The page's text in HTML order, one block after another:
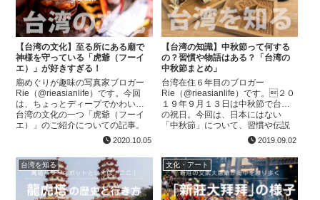
【台湾の文化】至る所にある廟で
神様を守っている「虎爺（フーイ
エ）」が好きすぎる！
廟めぐりが趣味の写真家ブロガー
Rie（@rieasianlife）です。今回
は、ちょっとディープでかわいい
台湾の文化の一つ「虎爺（フーイ
エ）」のご紹介についての記事。
ちなみに、台湾語では「ほーや
ー」と言います。台湾に来たこと
がある方は「虎爺...
2020.10.05
【台湾の知識】中秋節って何する
の？習慣や物語はある？「台湾の
中秋節まとめ」
台湾在住６年目のブロガー
Rie（@rieasianlife）です。２０
１９年９月１３日は中秋節で台湾
の祝日。今回は、日本にはない
「中秋節」について、習慣や伝説
などをまとめて見たいと思いま
す。タイミングよく台湾にくると
いつもと違う風景に出会...
2019.09.02
台湾を知る 文化・アート